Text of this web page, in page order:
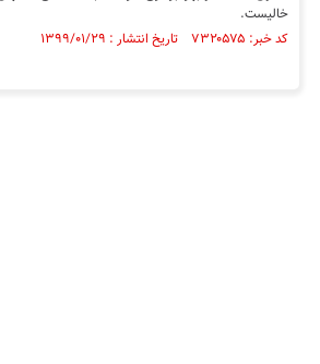
خالیست.
کد خبر: ۷۳۲۰۵۷۵ تاریخ انتشار : ۱۳۹۹/۰۱/۲۹